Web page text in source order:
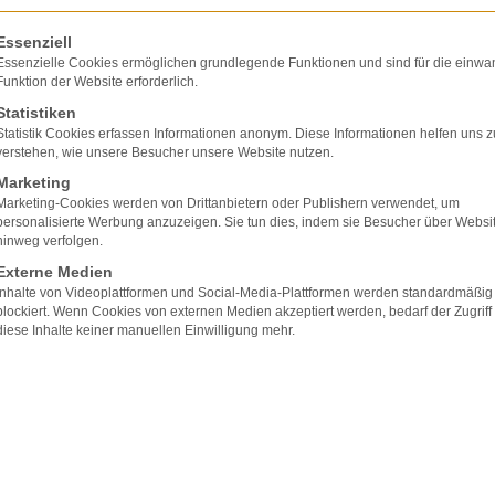
Der Heimträger muss seine
Heimbewohner vor gesundheitlichen
Gefahren schützen
eine Liste der Service-Gruppen, für die eine
Cookies ermöglichen grundlegende Funktionen und sind für die
der Website erforderlich.
Cookies erfassen Informationen anonym. Diese Informationen helfen uns
wie unsere Besucher unsere Website nutzen.
Cookies werden von Drittanbietern oder Publishern verwendet, um
Werbung anzuzeigen. Sie tun dies, indem sie Besucher über
verfolgen.
Medien
Inhalte von Videoplattformen und Social-Media-Plattformen werden standardmäßig
Wenn Cookies von externen Medien akzeptiert werden, bedarf der Zugriff
Inhalte keiner manuellen Einwilligung mehr.